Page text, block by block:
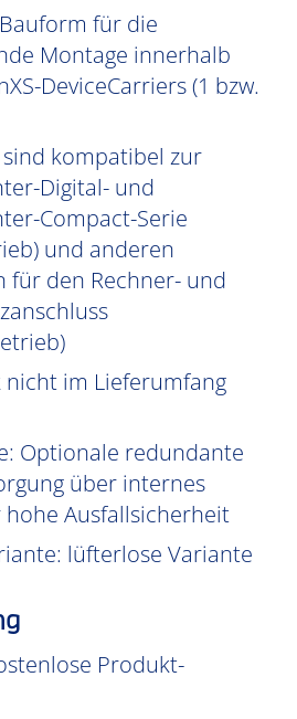
für die
Montage innerhalb
DeviceCarriers (1 bzw.
sind kompatibel zur
Digital- und
Compact-Serie
und anderen
für den Rechner- und
nicht im Lieferumfang
Optionale redundante
über internes
Ausfallsicherheit
lüfterlose Variante
Produkt-